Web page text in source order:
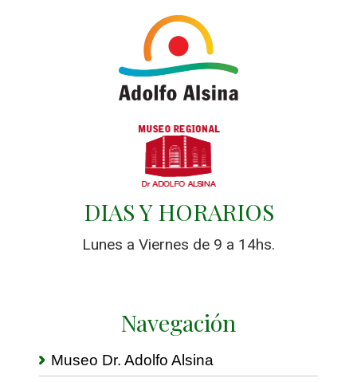
DIAS Y HORARIOS
Lunes a Viernes de 9 a 14hs.
Navegación
Museo Dr. Adolfo Alsina